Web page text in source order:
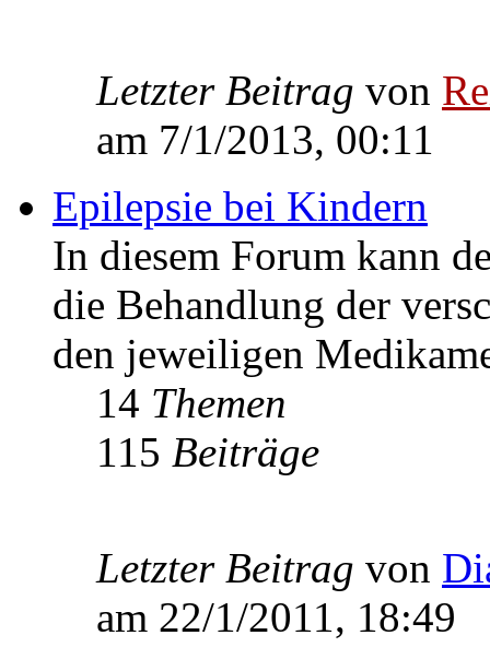
Letzter Beitrag von
am 7/1/2013, 00:11
Epilepsie bei Kindern
In diesem Forum kann
die Behandlung der
den jeweiligen
14 Themen
115 Beiträge
Letzter Beitrag von
am 22/1/2011, 18:49